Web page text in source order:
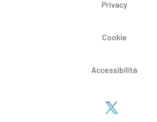
Privacy
Cookie
Accessibilità